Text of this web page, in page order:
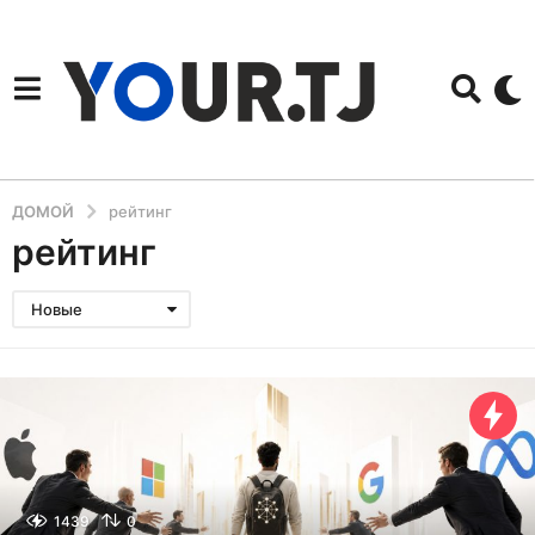
ДОМОЙ рейтинг
рейтинг
Новые
1439 0